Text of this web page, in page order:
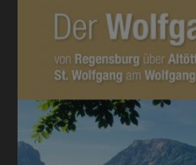
IDEEN & BEGLEITMATERIAL